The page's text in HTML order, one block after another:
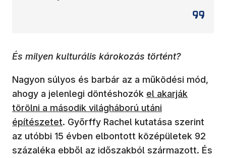
És milyen kulturális károkozás történt?
Nagyon súlyos és barbár az a működési mód,
ahogy a jelenlegi döntéshozók el akarják
törölni a második világháború utáni
építészetet. Győrffy Rachel kutatása szerint
az utóbbi 15 évben elbontott középületek 92
százaléka ebből az időszakból származott. És